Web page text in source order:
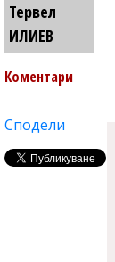
Тервел
ИЛИЕВ
Коментари
Сподели